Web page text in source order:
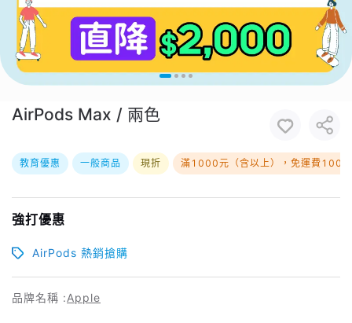
AirPods Max / 兩色
教育優惠 一般商品 現折 滿1000元（含以上），免運費100元
強打優惠
AirPods 熱銷搶購
品牌名稱 :Apple